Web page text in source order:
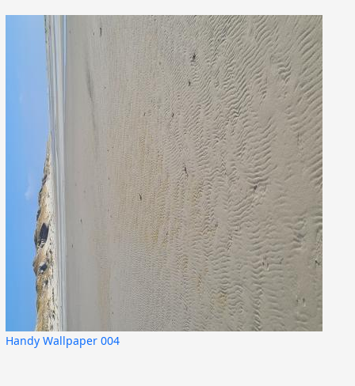
Handy Wallpaper 004